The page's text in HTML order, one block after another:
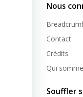
Nous
Contact
Crédits
Qui
Souffler